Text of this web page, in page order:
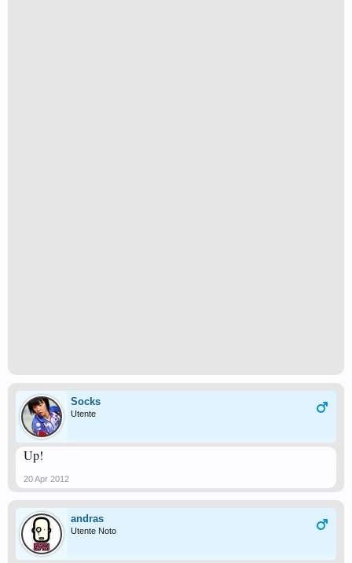
Socks
Utente
Up!
20 Apr 2012
andras
Utente Noto